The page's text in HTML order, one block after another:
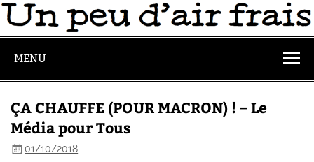
MENU
ÇA CHAUFFE (POUR MACRON) ! – Le
Média pour Tous
01/10/2018